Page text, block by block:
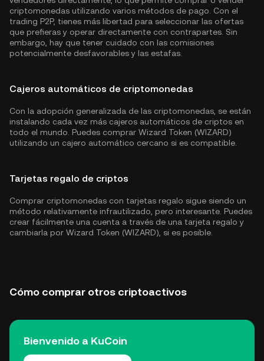
criptomonedas utilizando varios métodos de pago. Con el
trading P2P, tienes más libertad para seleccionar las ofertas
que prefieras y operar directamente con contrapartes. Sin
embargo, hay que tener cuidado con las comisiones
potencialmente desfavorables y las estafas.
Cajeros automáticos de criptomonedas
Con la adopción generalizada de las criptomonedas, se están
instalando cada vez más cajeros automáticos de criptos en
todo el mundo. Puedes comprar Wizard Token (WIZARD)
utilizando un cajero automático cercano si es compatible.
Tarjetas regalo de criptos
Comprar criptomonedas con tarjetas regalo sigue siendo un
método relativamente infrautilizado, pero interesante. Puedes
crear fácilmente una cuenta a través de una tarjeta regalo y
cambiarla por Wizard Token (WIZARD), si es posible.
Cómo comprar otros criptoactivos
Bienvenido a KuCoin